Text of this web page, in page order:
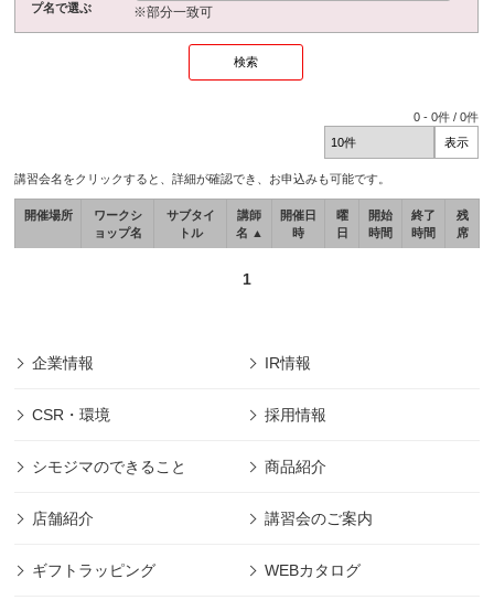
プ名で選ぶ
※部分一致可
0 -0件 /0件
講習会名をクリックすると、詳細が確認でき、お申込みも可能です。
開催場所
ワークシ
ョップ名
サブタイ
トル
講師
名 ▲
開催日
時
曜
日
開始
時間
終了
時間
残
席
1
企業情報 IR情報
CSR・環境 採用情報
シモジマのできること 商品紹介
店舗紹介 講習会のご案内
ギフトラッピング WEBカタログ